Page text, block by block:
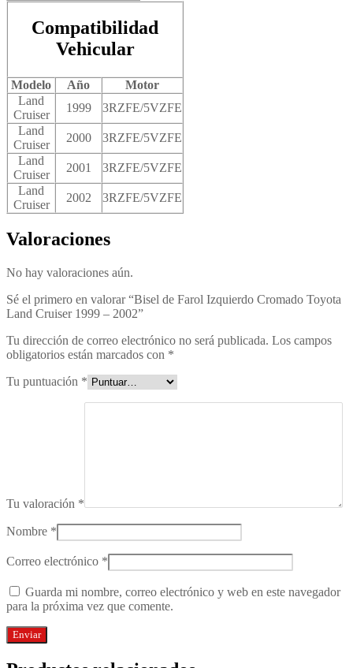
Compatibilidad
Vehicular
Modelo Año
Motor
Land
Cruiser
1999
3RZFE/5VZFE
Land
Cruiser
2000
3RZFE/5VZFE
Land
Cruiser
2001
3RZFE/5VZFE
Land
Cruiser
2002 3RZFE/5VZFE
Valoraciones
No hay valoraciones aún.
Sé el primero en valorar “Bisel de Farol Izquierdo Cromado Toyota
Land Cruiser 1999 – 2002”
Tu dirección de correo electrónico no será publicada. Los campos
obligatorios están marcados con *
Tu puntuación *
Tu valoración *
Nombre *
Correo electrónico *
Guarda mi nombre, correo electrónico y web en este navegador
para la próxima vez que comente.